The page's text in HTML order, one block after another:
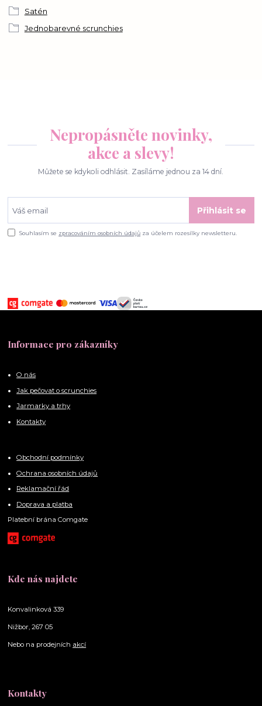
Satén
Jednobarevné scrunchies
Nepropásněte novinky,
akce a slevy!
Můžete se kdykoli odhlásit. Zasíláme jednou za 14 dní.
Přihlásit se
Souhlasím se zpracováním osobních údajů za účelem rozesílky newsletteru.
Informace pro zákazníky
O nás
Jak pečovat o scrunchies
Jarmarky a trhy
Kontakty
Obchodní podmínky
Ochrana osobních údajů
Reklamační řád
Doprava a platba
Platební brána Comgate
Kde nás najdete
Konvalinková 339
Nižbor, 267 05
Nebo na prodejních akcí
Kontakty